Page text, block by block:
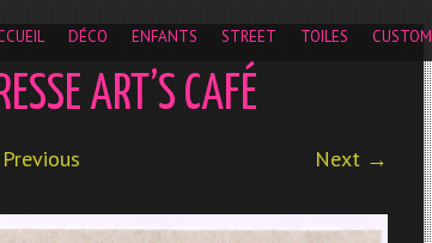
DÉCO ENFANTS STREET TOILES CUSTOM
ART’S CAFÉ
Next →